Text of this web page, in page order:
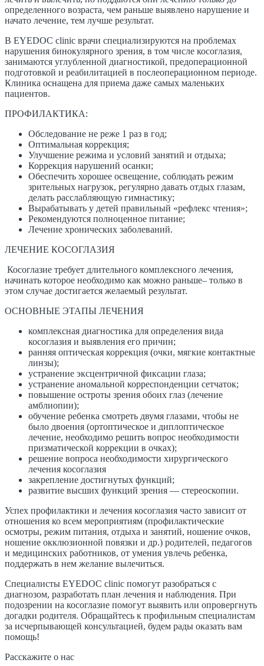
определенного возраста, чем раньше выявлено нарушение и
начато лечение, тем лучше результат.
В EYEDOC clinic врачи специализируются на проблемах
нарушения бинокулярного зрения, в том числе косоглазия,
занимаются углубленной диагностикой, предоперационной
подготовкой и реабилитацией в послеоперационном периоде.
Клиника оснащена для приема даже самых маленьких
пациентов.
​ПРОФИЛАКТИКА:
Обследование не реже 1 раз в год;
Оптимальная коррекция;
Улучшение режима и условий занятий и отдыха;
Коррекция нарушений осанки;
Обеспечить хорошее освещение, соблюдать режим
зрительных нагрузок, регулярно давать отдых глазам,
делать расслабляющую гимнастику;
Вырабатывать у детей правильный «рефлекс чтения»;
Рекомендуются полноценное питание;
Лечение хронических заболеваний.
ЛЕЧЕНИЕ КОСОГЛАЗИЯ
Косоглазие требует длительного комплексного лечения,
начинать которое необходимо как можно раньше– только в
этом случае достигается желаемый результат.
ОСНОВНЫЕ ЭТАПЫ ЛЕЧЕНИЯ
комплексная диагностика для определения вида
косоглазия и выявления его причин;
ранняя оптическая коррекция (очки, мягкие контактные
линзы);
устранение эксцентричной фиксации глаза;
устранение аномальной корреспонденции сетчаток;
повышение остроты зрения обоих глаз (лечение
амблиопии);
обучение ребенка смотреть двумя глазами, чтобы не
было двоения (ортоптическое и диплоптическое
лечение, необходимо решить вопрос необходимости
призматической коррекции в очках);
решение вопроса необходимости хирургического
лечения косоглазия
закрепление достигнутых функций;
развитие высших функций зрения — стереоскопии.
​Успех профилактики и лечения косоглазия часто зависит от
отношения ко всем мероприятиям (профилактические
осмотры, режим питания, отдыха и занятий, ношение очков,
ношение окклюзионной повязки и др.) родителей, педагогов
и медицинских работников, от умения увлечь ребенка,
поддержать в нем желание вылечиться.
Специалисты EYEDOC clinic помогут разобраться с
диагнозом, разработать план лечения и наблюдения. При
подозрении на косоглазие помогут выявить или опровергнуть
догадки родителя. Обращайтесь к профильным специалистам
за исчерпывающей консультацией, будем рады оказать вам
помощь!
Расскажите о нас